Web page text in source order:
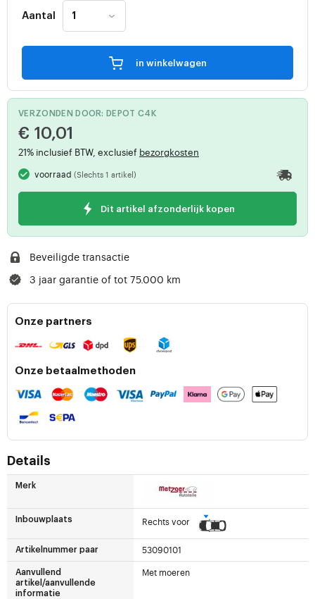
Aantal
in winkelwagen
VERZONDEN DOOR: DEPOT C4K
€ 10,01
21% inclusief BTW, exclusief bezorgkosten
voorraad(Slechts 1 artikel)
Dit artikel afzonderlijk kopen
Beveiligde transactie
3 jaar garantie of tot 75.000 km
Onze partners
Onze betaalmethoden
Details
Merk
Inbouwplaats Rechts voor
Artikelnummer paar 53090101
Aanvullend
artikel/aanvullende
informatie
Met moeren